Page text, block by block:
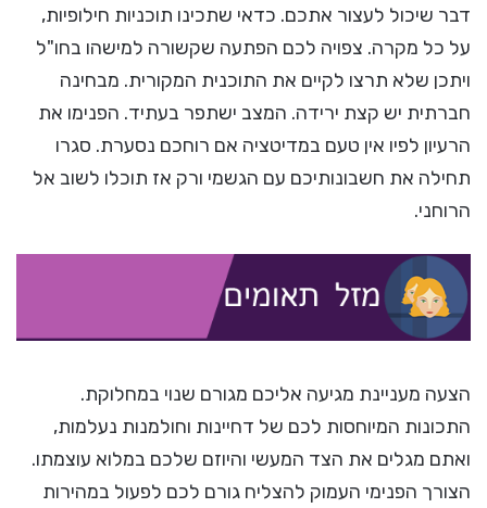
דבר שיכול לעצור אתכם. כדאי שתכינו תוכניות חילופיות,
על כל מקרה. צפויה לכם הפתעה שקשורה למישהו בחו"ל
ויתכן שלא תרצו לקיים את התוכנית המקורית. מבחינה
חברתית יש קצת ירידה. המצב ישתפר בעתיד. הפנימו את
הרעיון לפיו אין טעם במדיטציה אם רוחכם נסערת. סגרו
תחילה את חשבונותיכם עם הגשמי ורק אז תוכלו לשוב אל
הרוחני.
הצעה מעניינת מגיעה אליכם מגורם שנוי במחלוקת.
התכונות המיוחסות לכם של דחיינות וחולמנות נעלמות,
ואתם מגלים את הצד המעשי והיוזם שלכם במלוא עוצמתו.
הצורך הפנימי העמוק להצליח גורם לכם לפעול במהירות